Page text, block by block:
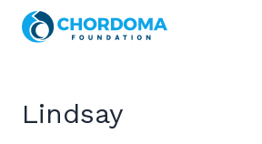
Skip to Main Content
Lindsay